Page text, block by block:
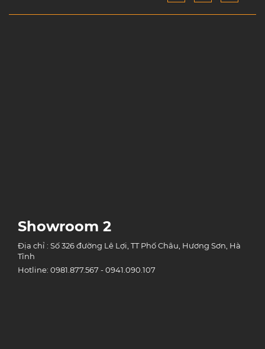
Showroom 2
Địa chỉ : Số 326 đường Lê Lợi, TT Phố Châu, Hương Sơn, Hà
Tĩnh
Hotline: 0981.877.567 - 0941.090.107